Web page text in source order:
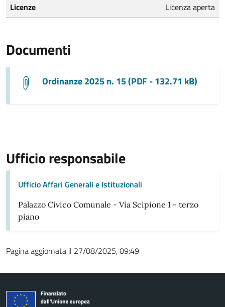
Licenze Licenza aperta
Documenti
Ordinanze 2025 n. 15 (PDF - 132.71 kB)
Ufficio responsabile
Ufficio Affari Generali e Istituzionali
Palazzo Civico Comunale - Via Scipione 1 - terzo
piano
Pagina aggiornata il 27/08/2025, 09:49